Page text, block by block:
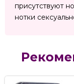
присутствуют
нотки